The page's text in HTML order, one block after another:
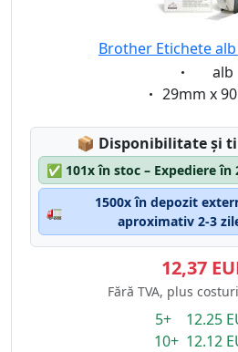
Brother Etichete alb
alb
Eigenschaft:
29mm x
📦 Lagerstatus:
Disponibilitate și
✅ 101x în stoc – Expediere în
🚛
1500x în depozit
aproximativ 2-3
12,37
Fără TVA, plus
5+ 12.25
10+ 12.12